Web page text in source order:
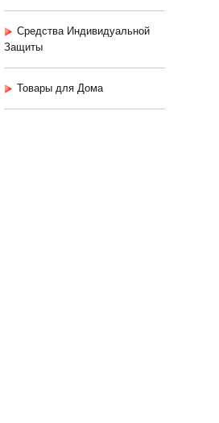
Средства Индивидуальной
Защиты
Товары для Дома